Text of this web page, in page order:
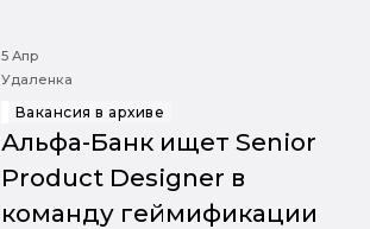
5 Апр
Удаленка
Вакансия в архиве
Альфа-Банк ищет Senior
Product Designer в
команду геймификации